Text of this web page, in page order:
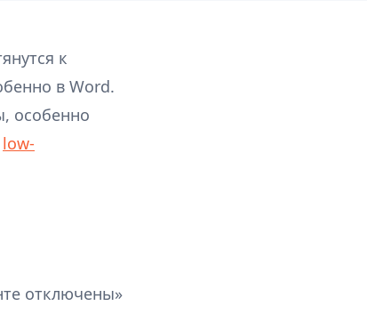
к
в Word.
особенно
low-
отключены»